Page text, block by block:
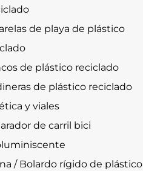
de playa de plástico
de plástico reciclado
de plástico reciclado
y viales
de carril bici
/ Bolardo rígido de plástico